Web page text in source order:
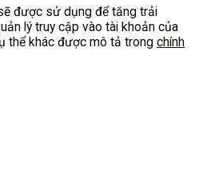
được sử dụng để tăng trải
lý truy cập vào tài khoản của
thể khác được mô tả trong chính